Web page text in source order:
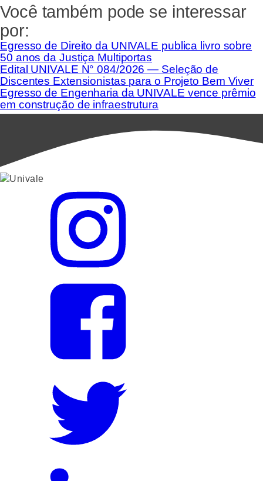
Você também pode se interessar
por:
Egresso de Direito da UNIVALE publica livro sobre
50 anos da Justiça Multiportas
Edital UNIVALE N° 084/2026 — Seleção de
Discentes Extensionistas para o Projeto Bem Viver
Egresso de Engenharia da UNIVALE vence prêmio
em construção de infraestrutura